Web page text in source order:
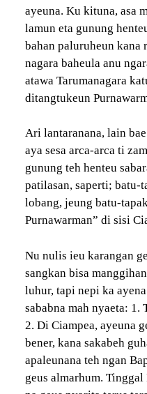
ayeuna. Ku kituna, asa
lamun eta gunung
bahan paluruheun kana
nagara baheula anu
atawa Tarumanagara
ditangtukeun
Ari lantaranana, lain
aya sesa arca-arca ti
gunung teh henteu
patilasan, saperti; batu-
lobang, jeung batu-
Purnawarman” di sisi
Nu nulis ieu karangan
sangkan bisa
luhur, tapi nepi ka
sababna mah nyaeta: 1.
2. Di Ciampea, ayeuna
bener, kana sakabeh
apaleunana teh ngan
geus almarhum.